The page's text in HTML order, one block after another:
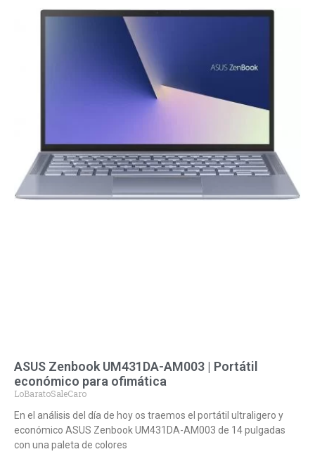
ASUS Zenbook UM431DA-AM003 | Portátil
económico para ofimática
LoBaratoSaleCaro
En el análisis del día de hoy os traemos el portátil ultraligero y
económico ASUS Zenbook UM431DA-AM003 de 14 pulgadas
con una paleta de colores